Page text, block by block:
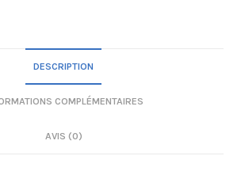
DESCRIPTION
COMPLÉMENTAIRES
AVIS (0)